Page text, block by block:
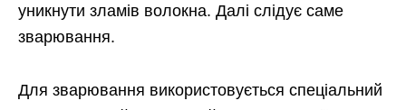
уникнути зламів волокна. Далі слідує саме
зварювання.
Для зварювання використовується спеціальний